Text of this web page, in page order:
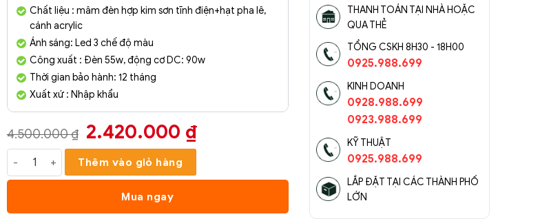
Chất liệu : mâm đèn hợp kim sơn tĩnh điện+hạt pha lê,
cánh acrylic
Ánh sáng: Led 3 chế độ màu
Công xuất : Đèn 55w, động cơ DC: 90w
Thời gian bảo hành: 12 tháng
Xuất xứ : Nhập khẩu
4.500.000₫ Giá
gốc
là:
4.500.000 ₫.
2.420.000 ₫Giá
2.420.000 ₫.
Quạt Trần Hiện Đại SC014- QTHĐ số lượng
Thêm vào giỏ hàng
Mua ngay
THANH TOÁN TẠI NHÀ HOẶC
QUA THẺ
TỔNG CSKH 8H30 - 18H00
0925.988.699
KINH DOANH
0928.988.699
0923.988.699
KỸ THUẬT
0925.988.699
LẮP ĐẶT TẠI CÁC THÀNH PHỐ
LỚN